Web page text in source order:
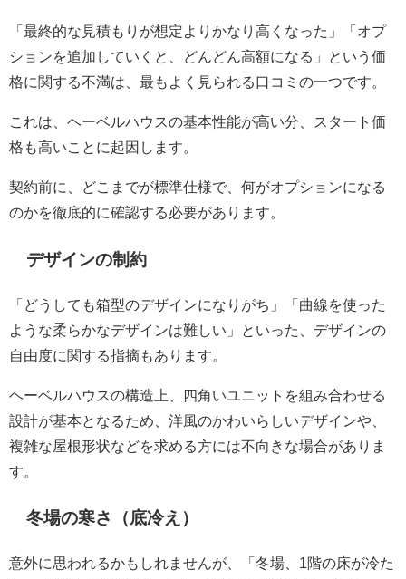
「最終的な見積もりが想定よりかなり高くなった」「オプ
ションを追加していくと、どんどん高額になる」という価
格に関する不満は、最もよく見られる口コミの一つです。
これは、ヘーベルハウスの基本性能が高い分、スタート価
格も高いことに起因します。
契約前に、どこまでが標準仕様で、何がオプションになる
のかを徹底的に確認する必要があります。
デザインの制約
「どうしても箱型のデザインになりがち」「曲線を使った
ような柔らかなデザインは難しい」といった、デザインの
自由度に関する指摘もあります。
ヘーベルハウスの構造上、四角いユニットを組み合わせる
設計が基本となるため、洋風のかわいらしいデザインや、
複雑な屋根形状などを求める方には不向きな場合がありま
す。
冬場の寒さ（底冷え）
意外に思われるかもしれませんが、「冬場、1階の床が冷た